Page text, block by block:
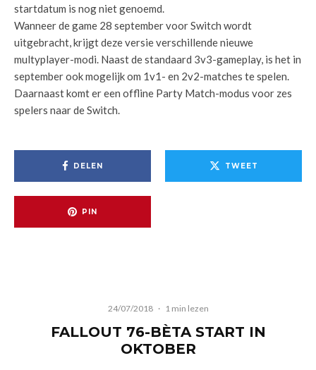
startdatum is nog niet genoemd.
Wanneer de game 28 september voor Switch wordt
uitgebracht, krijgt deze versie verschillende nieuwe
multyplayer-modi. Naast de standaard 3v3-gameplay, is het in
september ook mogelijk om 1v1- en 2v2-matches te spelen.
Daarnaast komt er een offline Party Match-modus voor zes
spelers naar de Switch.
DELEN TWEET
PIN
24/07/2018 · 1 min lezen
FALLOUT 76-BÈTA START IN
OKTOBER